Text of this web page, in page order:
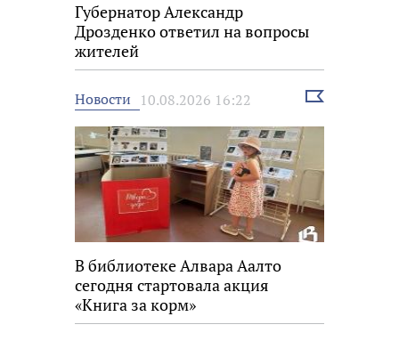
Губернатор Александр
Дрозденко ответил на вопросы
жителей
Новости 10.08.2026 16:22
Выбрать
В библиотеке Алвара Аалто
сегодня стартовала акция
«Книга за корм»